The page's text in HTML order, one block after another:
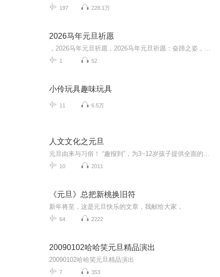
197 228.1万
2026马年元旦祈愿
1 52
小伶玩具趣味玩具
11 6.5万
人文文化之元旦
10 2011
《元旦》总把新桃换旧符
新年将至，这是元旦快乐的文章，我献给大家，
64 2222
20090102哈哈笑元旦精品演出
20090102哈哈笑元旦精品演出
7 353